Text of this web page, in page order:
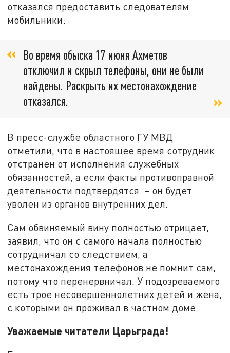
отказался предоставить следователям
мобильники:
Во время обыска 17 июня Ахметов
отключил и скрыл телефоны, они не были
найдены. Раскрыть их местонахождение
отказался.
В пресс-службе областного ГУ МВД
отметили, что в настоящее время сотрудник
отстранен от исполнения служебных
обязанностей, а если факты противоправной
деятельности подтвердятся – он будет
уволен из органов внутренних дел.
Сам обвиняемый вину полностью отрицает,
заявил, что он с самого начала полностью
сотрудничал со следствием, а
местонахождения телефонов не помнит сам,
потому что перенервничал. У подозреваемого
есть трое несовершеннолетних детей и жена,
с которыми он проживал в частном доме.
Уважаемые читатели Царьграда!